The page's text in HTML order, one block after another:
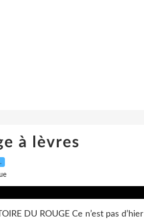
à lèvres
DU ROUGE Ce n’est pas d’hier